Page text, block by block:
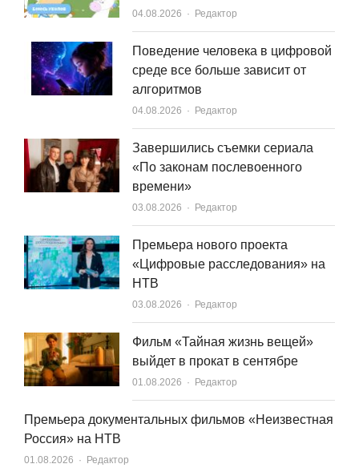
04.08.2026 Author
Редактор
Поведение человека в цифровой
среде все больше зависит от
алгоритмов
04.08.2026 Author
Редактор
Завершились съемки сериала
«По законам послевоенного
времени»
03.08.2026 Author
Редактор
Премьера нового проекта
«Цифровые расследования» на
НТВ
03.08.2026 Author
Редактор
Фильм «Тайная жизнь вещей»
выйдет в прокат в сентябре
01.08.2026 Author
Редактор
Премьера документальных фильмов «Неизвестная
Россия» на НТВ
01.08.2026 Author
Редактор